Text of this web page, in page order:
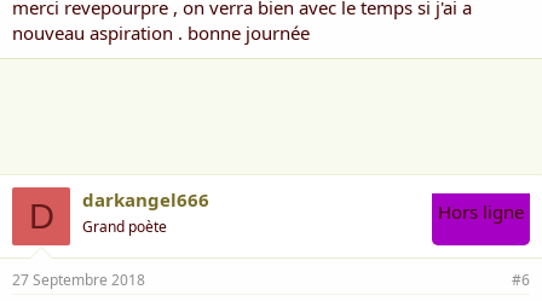
merci revepourpre , on verra bien avec le temps si j'ai a
nouveau aspiration . bonne journée
D darkangel666
Grand poète
Hors ligne
27 Septembre 2018 #6